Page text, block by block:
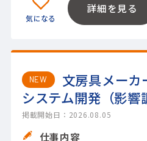
詳細を見る
NEW
文房具メーカ
システム開発（影響
掲載開始日：2026.08.05
仕事内容